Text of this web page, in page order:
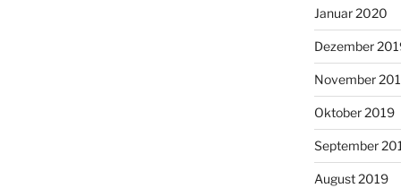
Januar 2020
Dezember
November
Oktober 2019
September
August 2019